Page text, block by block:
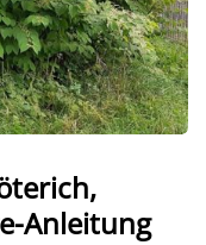
Anleitung